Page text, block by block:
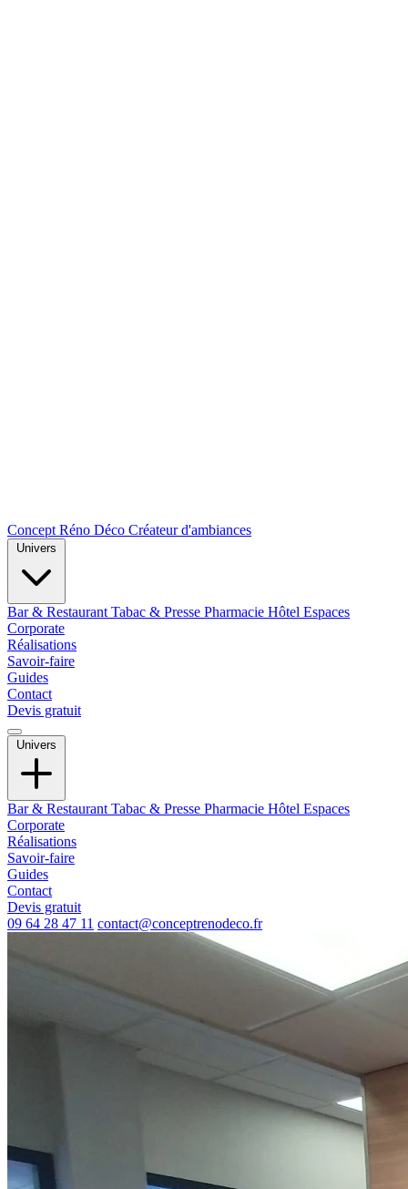
Concept Réno Déco Créateur d'ambiances
Bar & Restaurant Tabac & Presse Pharmacie Hôtel Espaces
Corporate
Réalisations
Savoir-faire
Guides
Contact
Devis gratuit
Univers
Bar & Restaurant Tabac & Presse Pharmacie Hôtel Espaces
Corporate
Réalisations
Savoir-faire
Guides
Contact
Devis gratuit
09 64 28 47 11 contact@conceptrenodeco.fr